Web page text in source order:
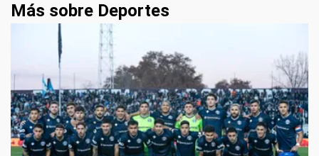
Más sobre Deportes